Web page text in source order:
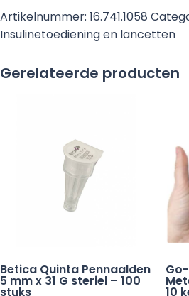
mm
x
G
Artikelnummer: 16.741.1058
Insulinetoediening en lancetten
Gerelateerde producten
Betica Quinta Pennaalden
5 mm x 31 G steriel – 100
stuks 10